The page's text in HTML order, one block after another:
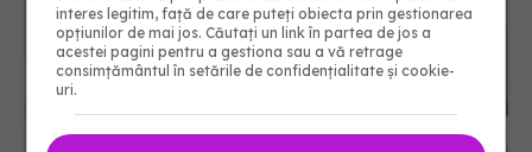
interes legitim, față de care puteți obiecta prin gestionarea
opțiunilor de mai jos. Căutați un link în partea de jos a
acestei pagini pentru a gestiona sau a vă retrage
consimțământul în setările de confidențialitate și cookie-
uri.